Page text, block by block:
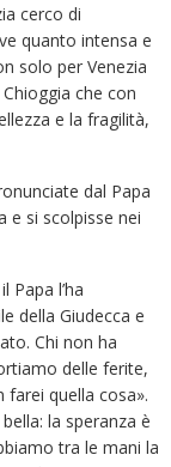
cerco di
quanto intensa e
solo per Venezia
che con
e la fragilità,
dal Papa
e si scolpisse nei
Papa l’ha
della Giudecca e
Chi non ha
delle ferite,
quella cosa».
la speranza è
tra le mani la